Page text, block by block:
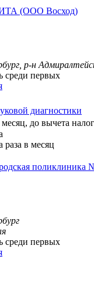
(ООО Восход)
р-н
среди первых
диагностики
месяц, до вычета
в месяц
поликлиника
среди первых